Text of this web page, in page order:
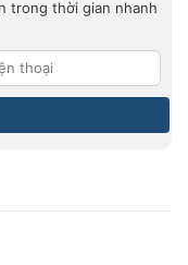
trong thời gian nhanh